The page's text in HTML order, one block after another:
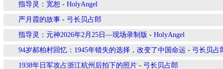
指导灵：宽恕 - HolyAngel
严月霞的故事 - 弓长贝占郎
指导灵：元神2026年2月25日—现场录制版 - HolyAngel
94岁郝柏村回忆：1945年错失的选择，改变了中国命运 - 弓长贝占
1938年日军攻占浙江杭州后拍下的照片 - 弓长贝占郎